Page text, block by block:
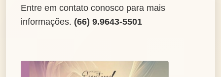
Entre em contato conosco para mais
informações. (66) 9.9643-5501